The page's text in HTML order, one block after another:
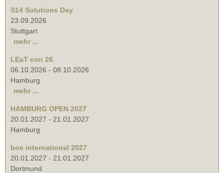
S14 Solutions Day
23.09.2026
Stuttgart
mehr ...
LEaT con 26
06.10.2026 - 08.10.2026
Hamburg
mehr ...
HAMBURG OPEN 2027
20.01.2027 - 21.01.2027
Hamburg
boe international 2027
20.01.2027 - 21.01.2027
Dortmund